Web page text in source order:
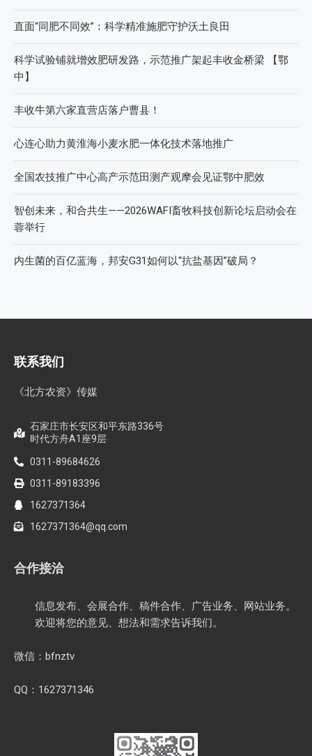
直面“同肥不同效”：科学精准施肥守护沃土良田
科学试验铺就增效肥研发路，示范推广架起丰收金桥梁 【鄂
中】
丰收牛第六家直营店落户曹县！
心连心助力黄淮海小麦水肥一体化技术落地推广
全国农技推广中心高产示范田测产观摩会见证鄂中肥效
智创未来，和合共生——2026WAFI畜牧科技创新论坛启动会在
蓉举行
内生菌的百亿蓝海，邦安G31如何以“抗盐基因”破局？
联系我们
《北方农资》传媒
石家庄市长安区和平东路336号
时代方舟A1座9层
0311-89684626
0311-89183396
1627371364
1627371364@qq.com
合作接洽
信息发布、会展合作、稿件合作、广告业务、网站业务。
欢迎将您的意见、想法和需求告诉我们。
微信：bfnztv
QQ：1627371346